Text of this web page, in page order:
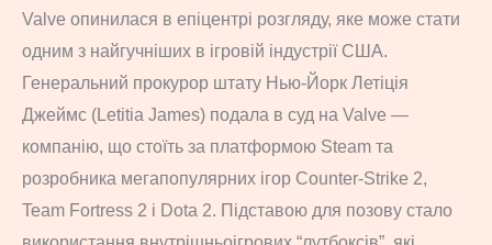
Valve опинилася в епіцентрі розгляду, яке може стати
одним з найгучніших в ігровій індустрії США.
Генеральний прокурор штату Нью-Йорк Летіція
Джеймс (Letitia James) подала в суд на Valve —
компанію, що стоїть за платформою Steam та
розробника мегапопулярних ігор Counter-Strike 2,
Team Fortress 2 і Dota 2. Підставою для позову стало